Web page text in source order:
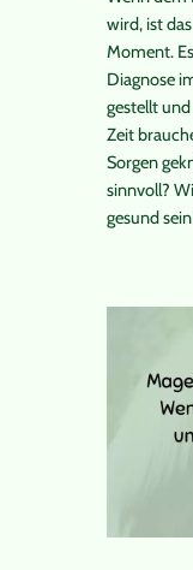
wird, ist
Moment.
Diagnose
gestellt und
Zeit
Sorgen
sinnvoll?
gesund